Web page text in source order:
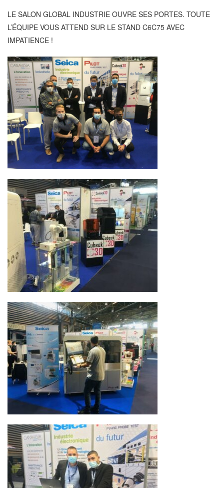
LE SALON GLOBAL INDUSTRIE OUVRE SES PORTES. TOUTE
L’ÉQUIPE VOUS ATTEND SUR LE STAND C6C75 AVEC
IMPATIENCE !